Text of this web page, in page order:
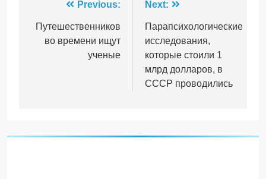
Навігація
записів
Previous:
Путешественников
во времени ищут
ученые
Next:
Парапсихологические
исследования,
которые стоили 1
млрд долларов, в
СССР проводились